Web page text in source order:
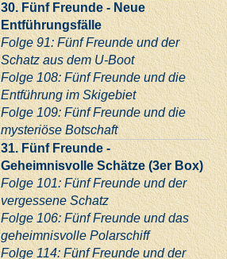
30. Fünf Freunde - Neue
Entführungsfälle
Folge 91: Fünf Freunde und der
Schatz aus dem U-Boot
Folge 108: Fünf Freunde und die
Entführung im Skigebiet
Folge 109: Fünf Freunde und die
mysteriöse Botschaft
31. Fünf Freunde -
Geheimnisvolle Schätze (3er Box)
Folge 101: Fünf Freunde und der
vergessene Schatz
Folge 106: Fünf Freunde und das
geheimnisvolle Polarschiff
Folge 114: Fünf Freunde und der